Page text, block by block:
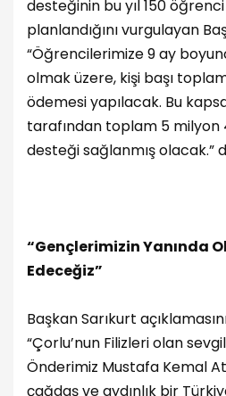
desteğinin bu yıl 150
planlandığını vurgulayan
“Öğrencilerimize 9 ay
olmak üzere, kişi başı
ödemesi yapılacak. Bu
tarafından toplam 5 milyon
desteği sağlanmış olacak.”
“Gençlerimizin Yanında
Edeceğiz”
Başkan Sarıkurt
“Çorlu’nun Filizleri olan
Önderimiz Mustafa Kemal
çağdaş ve aydınlık bir